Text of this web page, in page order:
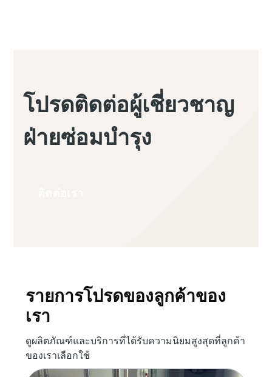
โปรดติดต่อผู้เชี่ยวชาญ
ฝ่ายซ่อมบำรุง
รายการโปรดของลูกค้าของ
เรา
ดูผลิตภัณฑ์และบริการที่ได้รับความนิยมสูงสุดที่ลูกค้า
ของเราเลือกใช้